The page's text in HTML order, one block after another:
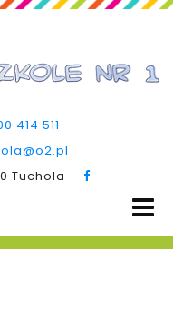
414 511
Tuchola